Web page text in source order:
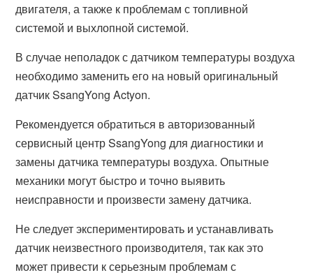
двигателя, а также к проблемам с топливной
системой и выхлопной системой.
В случае неполадок с датчиком температуры воздуха
необходимо заменить его на новый оригинальный
датчик SsangYong Actyon.
Рекомендуется обратиться в авторизованный
сервисный центр SsangYong для диагностики и
замены датчика температуры воздуха. Опытные
механики могут быстро и точно выявить
неисправности и произвести замену датчика.
Не следует экспериментировать и устанавливать
датчик неизвестного производителя, так как это
может привести к серьезным проблемам с